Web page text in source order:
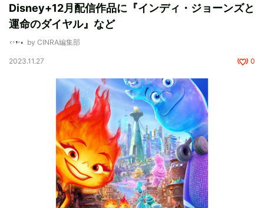
Disney+12月配信作品に『インディ・ジョーンズと
運命のダイヤル』など
by CINRA編集部
2023.11.27 0